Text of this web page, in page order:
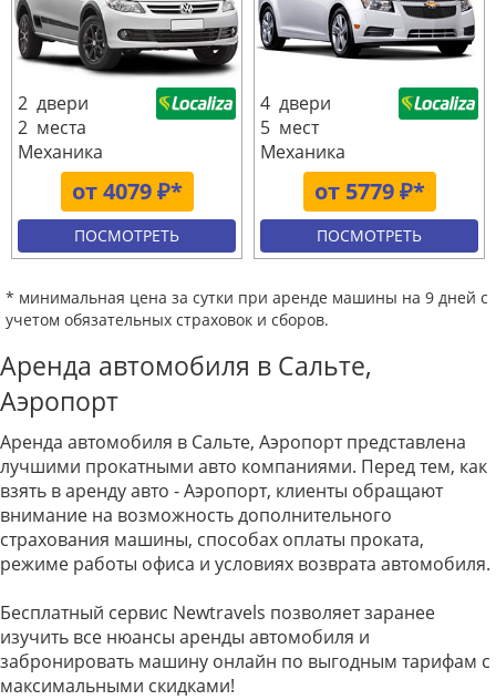
от 4079 ₽*
2 двери
2 места
Механика
ПОСМОТРЕТЬ
от 5779 ₽*
4 двери
5 мест
Механика
ПОСМОТРЕТЬ
* минимальная цена за сутки при аренде машины на 9 дней с
учетом обязательных страховок и сборов.
Аренда автомобиля в Сальте,
Аэропорт
Аренда автомобиля в Сальте, Аэропорт представлена
лучшими прокатными авто компаниями. Перед тем, как
взять в аренду авто - Аэропорт, клиенты обращают
внимание на возможность дополнительного
страхования машины, способах оплаты проката,
режиме работы офиса и условиях возврата автомобиля.
Бесплатный сервис Newtravels позволяет заранее
изучить все нюансы аренды автомобиля и
забронировать машину онлайн по выгодным тарифам с
максимальными скидками!